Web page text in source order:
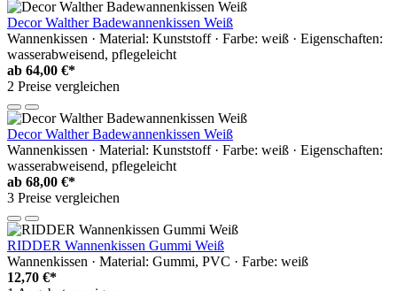
Decor Walther Badewannenkissen Weiß
Wannenkissen · Material: Kunststoff · Farbe: weiß · Eigenschaften:
wasserabweisend, pflegeleicht
ab 64,00 €*
2 Preise vergleichen
Decor Walther Badewannenkissen Weiß
Wannenkissen · Material: Kunststoff · Farbe: weiß · Eigenschaften:
wasserabweisend, pflegeleicht
ab 68,00 €*
3 Preise vergleichen
RIDDER Wannenkissen Gummi Weiß
Wannenkissen · Material: Gummi, PVC · Farbe: weiß
12,70 €*